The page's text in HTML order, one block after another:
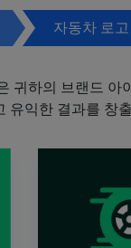
자동차 로고
귀하의 브랜드
유익한 결과를 창